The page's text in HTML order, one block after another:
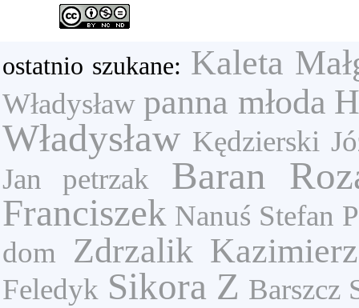
ostatnio szukane: Kaleta
Władysław panna młoda
Władysław Kędzierski
Jan petrzak
Baran
Franciszek Nanuś Stefan
dom
Zdrzalik Kazimierz
Feledyk Sikora Z Barszcz